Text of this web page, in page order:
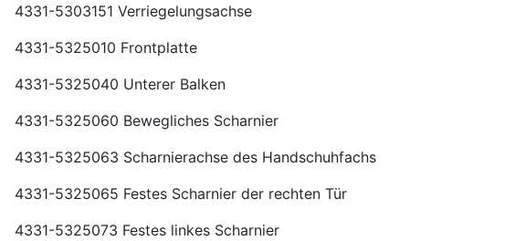
4331-5303151 Verriegelungsachse
4331-5325010 Frontplatte
4331-5325040 Unterer Balken
4331-5325060 Bewegliches Scharnier
4331-5325063 Scharnierachse des Handschuhfachs
4331-5325065 Festes Scharnier der rechten Tür
4331-5325073 Festes linkes Scharnier